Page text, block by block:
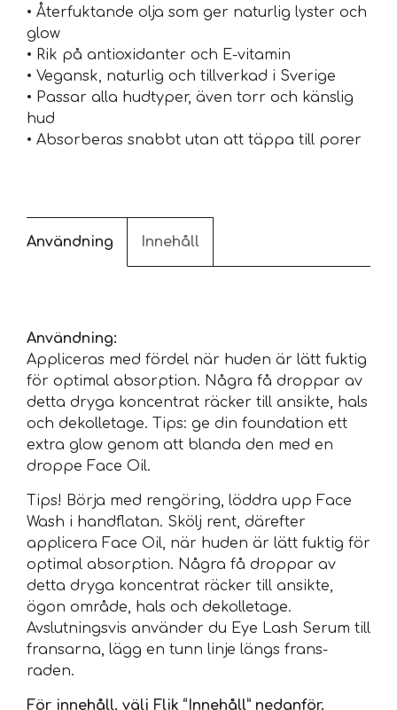
• Återfuktande olja som ger naturlig lyster och
glow
• Rik på antioxidanter och E-vitamin
• Vegansk, naturlig och tillverkad i Sverige
• Passar alla hudtyper, även torr och känslig
hud
• Absorberas snabbt utan att täppa till porer
Användning Innehåll
Användning:
Appliceras med fördel när huden är lätt fuktig
för optimal absorption. Några få droppar av
detta dryga koncentrat räcker till ansikte, hals
och dekolletage. Tips: ge din foundation ett
extra glow genom att blanda den med en
droppe Face Oil.
Tips! Börja med rengöring, löddra upp Face
Wash i handflatan. Skölj rent, därefter
applicera Face Oil, när huden är lätt fuktig för
optimal absorption. Några få droppar av
detta dryga koncentrat räcker till ansikte,
ögon område, hals och dekolletage.
Avslutningsvis använder du Eye Lash Serum till
fransarna, lägg en tunn linje längs frans-
raden.
För innehåll, välj Flik “Innehåll” nedanför.